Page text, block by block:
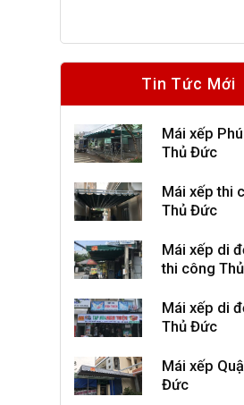
Tin Tức Mới
Mái xếp
Thủ Đức
Mái xếp thi
Thủ Đức
Mái xếp di
thi công
Mái xếp di
Thủ Đức
Mái xếp
Đức